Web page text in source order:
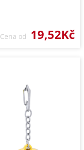
Cena od 19,52Kč